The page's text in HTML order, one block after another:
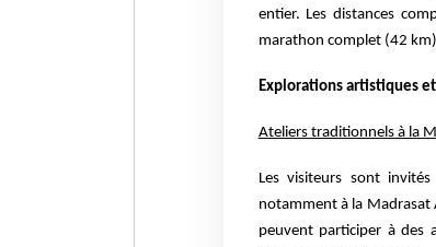
entier. Les distances
marathon complet (42 km)
Explorations artistiques
Ateliers traditionnels à la
Les visiteurs sont
notamment à la Madrasat
peuvent participer à des